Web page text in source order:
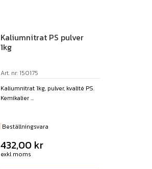
Kaliumnitrat PS pulver
1kg
Art. nr: 150175
Kaliumnitrat 1kg, pulver, kvalité PS.
Kemikalier ...
Beställningsvara
432,00 kr
exkl moms